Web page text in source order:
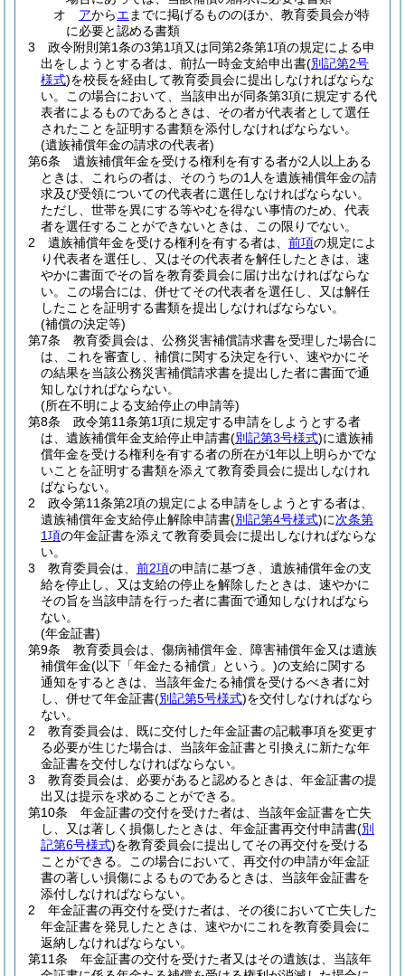
オ
アからエ までに掲げるもののほか、教育委員会が特
に必要と認める書類
3
政令附則第1条の3第1項又は同第2条第1項の規定による申
出をしようとする者は、前払一時金支給申出書(別記第2号
様式)を校長を経由して教育委員会に提出しなければならな
い。
この場合において、当該申出が同条第3項に規定する代
表者によるものであるときは、その者が代表者として選任
されたことを証明する書類を添付しなければならない。
(遺族補償年金の請求の代表者)
第6条
遺族補償年金を受ける権利を有する者が2人以上ある
ときは、これらの者は、そのうちの1人を遺族補償年金の請
求及び受領についての代表者に選任しなければならない。
ただし、世帯を異にする等やむを得ない事情のため、代表
者を選任することができないときは、この限りでない。
2
遺族補償年金を受ける権利を有する者は、 前項の規定によ
り代表者を選任し、又はその代表者を解任したときは、速
やかに書面でその旨を教育委員会に届け出なければならな
い。
この場合には、併せてその代表者を選任し、又は解任
したことを証明する書類を提出しなければならない。
(補償の決定等)
第7条
教育委員会は、公務災害補償請求書を受理した場合に
は、これを審査し、補償に関する決定を行い、速やかにそ
の結果を当該公務災害補償請求書を提出した者に書面で通
知しなければならない。
(所在不明による支給停止の申請等)
第8条
政令第11条第1項に規定する申請をしようとする者
は、遺族補償年金支給停止申請書(別記第3号様式)に遺族補
償年金を受ける権利を有する者の所在が1年以上明らかでな
いことを証明する書類を添えて教育委員会に提出しなけれ
ばならない。
2
政令第11条第2項の規定による申請をしようとする者は、
遺族補償年金支給停止解除申請書(別記第4号様式)に次条第
1項の年金証書を添えて教育委員会に提出しなければならな
い。
3
教育委員会は、 前2項の申請に基づき、遺族補償年金の支
給を停止し、又は支給の停止を解除したときは、速やかに
その旨を当該申請を行った者に書面で通知しなければなら
ない。
(年金証書)
第9条
教育委員会は、傷病補償年金、障害補償年金又は遺族
補償年金(以下「年金たる補償」という。)の支給に関する
通知をするときは、当該年金たる補償を受けるべき者に対
し、併せて年金証書(別記第5号様式)を交付しなければなら
ない。
2
教育委員会は、既に交付した年金証書の記載事項を変更す
る必要が生じた場合は、当該年金証書と引換えに新たな年
金証書を交付しなければならない。
3
教育委員会は、必要があると認めるときは、年金証書の提
出又は提示を求めることができる。
第10条
年金証書の交付を受けた者は、当該年金証書を亡失
し、又は著しく損傷したときは、年金証書再交付申請書(別
記第6号様式)を教育委員会に提出してその再交付を受ける
ことができる。
この場合において、再交付の申請が年金証
書の著しい損傷によるものであるときは、当該年金証書を
添付しなければならない。
2
年金証書の再交付を受けた者は、その後において亡失した
年金証書を発見したときは、速やかにこれを教育委員会に
返納しなければならない。
第11条
年金証書の交付を受けた者又はその遺族は、当該年